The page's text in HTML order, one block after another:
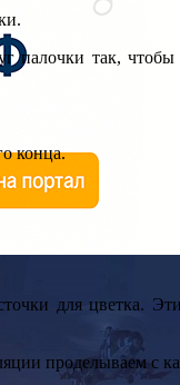
палочки так, чтобы
конца.
для цветка.
проделываем с